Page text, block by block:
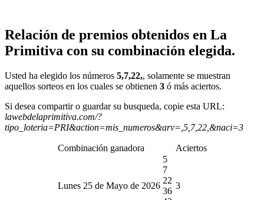
Relación de premios obtenidos en La
Primitiva con su combinación elegida.
Usted ha elegido los números 5,7,22,, solamente se muestran
aquellos sorteos en los cuales se obtienen 3 ó más aciertos.
Si desea compartir o guardar su busqueda, copie esta URL:
lawebdelaprimitiva.com/?
tipo_loteria=PRI&action=mis_numeros&arv=,5,7,22,&naci=3
Combinación ganadora Aciertos
Lunes 25 de Mayo de 2026
5
7
22
36
3